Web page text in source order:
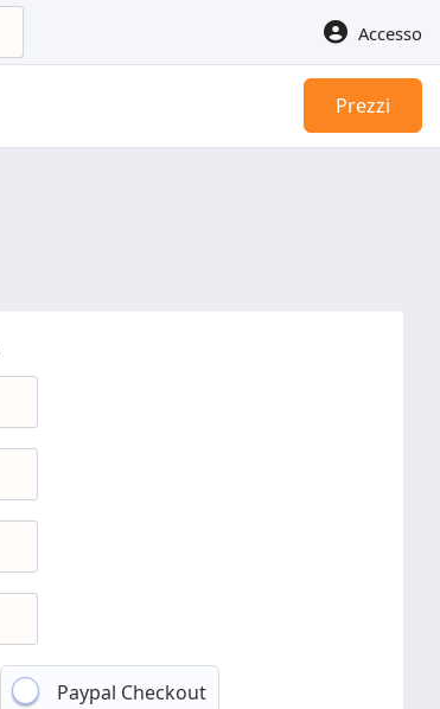
Accesso
Prezzi
Paypal Checkout